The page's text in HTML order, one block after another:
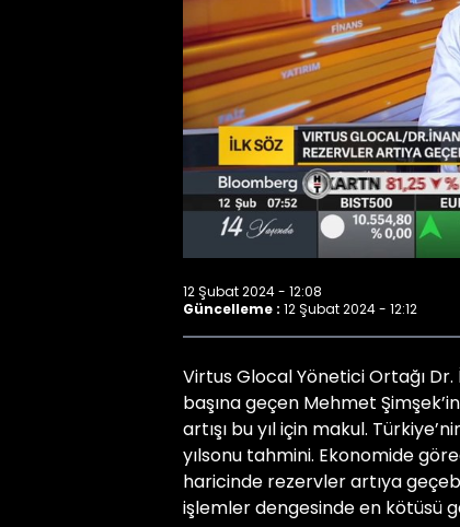
12 Şubat 2024 - 12:08
Güncelleme : 12 Şubat 2024 - 12:12
Virtus Glocal Yönetici Ortağı
başına geçen Mehmet
artışı bu yıl için makul.
yılsonu tahmini. Ekonomide
haricinde rezervler artıya
işlemler dengesinde en kötüsü